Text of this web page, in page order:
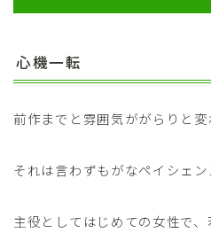
心機一転
前作までと雰囲気ががらりと変
それは言わずもがなペイシェン
主役としてはじめての女性で